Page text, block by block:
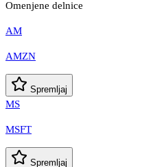
Omenjene delnice
AM
AMZN
Spremljaj
MS
MSFT
Spremljaj